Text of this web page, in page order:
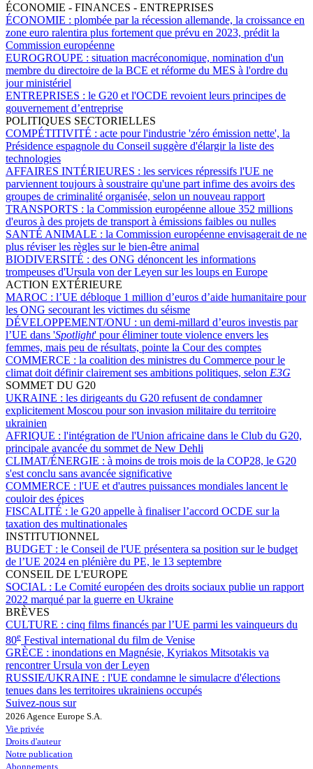
ÉCONOMIE - FINANCES - ENTREPRISES
ÉCONOMIE : plombée par la récession allemande, la croissance en
zone euro ralentira plus fortement que prévu en 2023, prédit la
Commission européenne
EUROGROUPE : situation macréconomique, nomination d'un
membre du directoire de la BCE et réforme du MES à l'ordre du
jour ministériel
ENTREPRISES : le G20 et l'OCDE revoient leurs principes de
gouvernement d’entreprise
POLITIQUES SECTORIELLES
COMPÉTITIVITÉ : acte pour l'industrie 'zéro émission nette', la
Présidence espagnole du Conseil suggère d'élargir la liste des
technologies
AFFAIRES INTÉRIEURES : les services répressifs l'UE ne
parviennent toujours à soustraire qu'une part infime des avoirs des
groupes de criminalité organisée, selon un nouveau rapport
TRANSPORTS : la Commission européenne alloue 352 millions
d'euros à des projets de transport à émissions faibles ou nulles
SANTÉ ANIMALE : la Commission européenne envisagerait de ne
plus réviser les règles sur le bien-être animal
BIODIVERSITÉ : des ONG dénoncent les informations
trompeuses d'Ursula von der Leyen sur les loups en Europe
ACTION EXTÉRIEURE
MAROC : l’UE débloque 1 million d’euros d’aide humanitaire pour
les ONG secourant les victimes du séisme
DÉVELOPPEMENT/ONU : un demi-millard d’euros investis par
l’UE dans 'Spotlight' pour éliminer toute violence envers les
femmes, mais peu de résultats, pointe la Cour des comptes
COMMERCE : la coalition des ministres du Commerce pour le
climat doit définir clairement ses ambitions politiques, selon E3G
SOMMET DU G20
UKRAINE : les dirigeants du G20 refusent de condamner
explicitement Moscou pour son invasion militaire du territoire
ukrainien
AFRIQUE : l'intégration de l'Union africaine dans le Club du G20,
principale avancée du sommet de New Dehli
CLIMAT/ÉNERGIE : à moins de trois mois de la COP28, le G20
s'est conclu sans avancée significative
COMMERCE : l'UE et d'autres puissances mondiales lancent le
couloir des épices
FISCALITÉ : le G20 appelle à finaliser l’accord OCDE sur la
taxation des multinationales
INSTITUTIONNEL
BUDGET : le Conseil de l'UE présentera sa position sur le budget
de l’UE 2024 en plénière du PE, le 13 septembre
CONSEIL DE L'EUROPE
SOCIAL : Le Comité européen des droits sociaux publie un rapport
2022 marqué par la guerre en Ukraine
BRÈVES
CULTURE : cinq films financés par l’UE parmi les vainqueurs du
80e Festival international du film de Venise
GRÈCE : inondations en Magnésie, Kyriakos Mitsotakis va
rencontrer Ursula von der Leyen
RUSSIE/UKRAINE : l'UE condamne le simulacre d'élections
tenues dans les territoires ukrainiens occupés
Suivez-nous sur
2026 Agence Europe S.A.
Vie privée
Droits d'auteur
Notre publication
Abonnements